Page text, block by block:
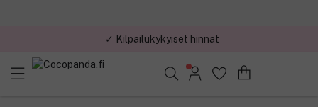
Löydä suosikkisi 25.417 tuotteen joukosta..